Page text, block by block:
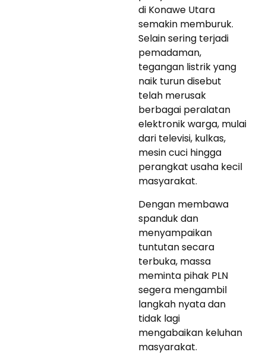
di Konawe Utara
semakin memburuk.
Selain sering terjadi
pemadaman,
tegangan listrik yang
naik turun disebut
telah merusak
berbagai peralatan
elektronik warga, mulai
dari televisi, kulkas,
mesin cuci hingga
perangkat usaha kecil
masyarakat.
Dengan membawa
spanduk dan
menyampaikan
tuntutan secara
terbuka, massa
meminta pihak PLN
segera mengambil
langkah nyata dan
tidak lagi
mengabaikan keluhan
masyarakat.